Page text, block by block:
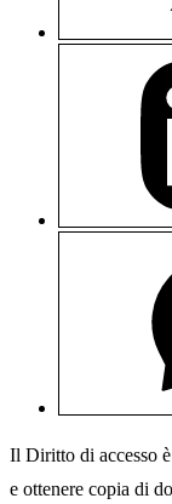
Il Diritto di accesso
e ottenere copia di